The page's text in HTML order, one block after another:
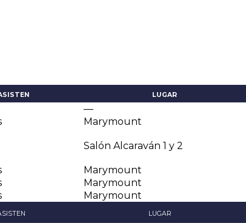
LUGAR
—
Marymount
Salón Alcaraván 1 y 2
Marymount
Marymount
Marymount
LUGAR